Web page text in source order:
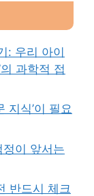
: 우리 아이
과학적 접
지식’이 필요
이 앞서는
반드시 체크